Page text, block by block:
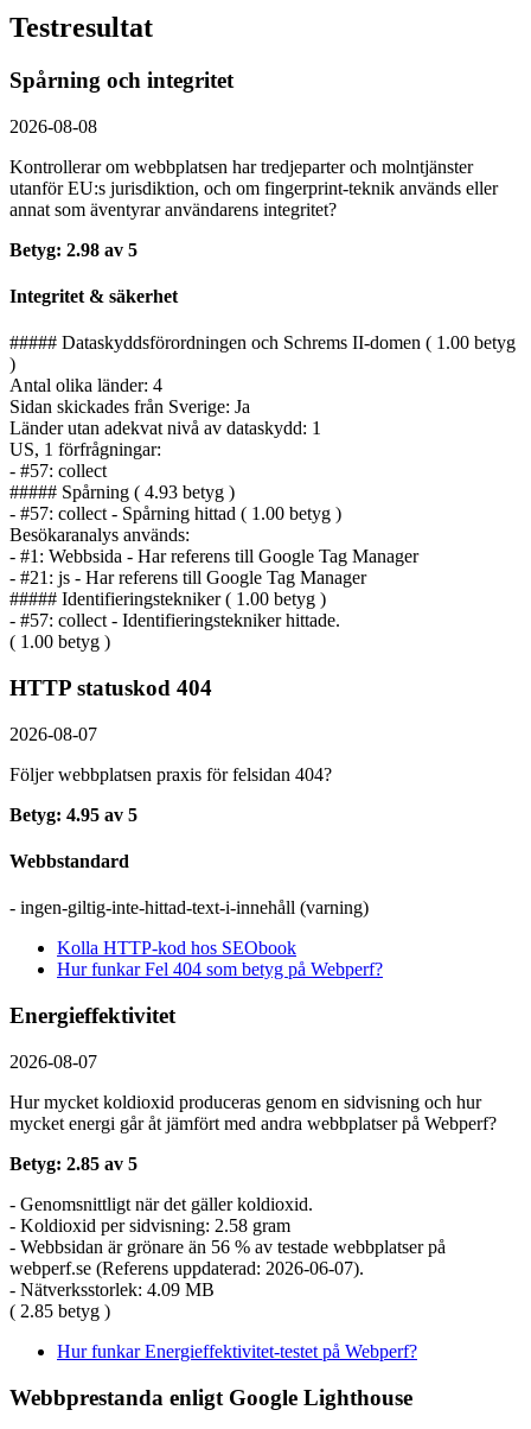
Testresultat
Spårning och integritet
2026-08-08
Kontrollerar om webbplatsen har tredjeparter och molntjänster
utanför EU:s jurisdiktion, och om fingerprint-teknik används eller
annat som äventyrar användarens integritet?
Betyg: 2.98 av 5
Integritet & säkerhet
##### Dataskyddsförordningen och Schrems II-domen ( 1.00 betyg
)
Antal olika länder: 4
Sidan skickades från Sverige: Ja
Länder utan adekvat nivå av dataskydd: 1
US, 1 förfrågningar:
- #57: collect
##### Spårning ( 4.93 betyg )
- #57: collect - Spårning hittad ( 1.00 betyg )
Besökaranalys används:
- #1: Webbsida - Har referens till Google Tag Manager
- #21: js - Har referens till Google Tag Manager
##### Identifierings­tekniker ( 1.00 betyg )
- #57: collect - Identifierings­tekniker hittade.
( 1.00 betyg )
HTTP statuskod 404
2026-08-07
Följer webbplatsen praxis för felsidan 404?
Betyg: 4.95 av 5
Webbstandard
- ingen-giltig-inte-hittad-text-i-innehåll (varning)
Kolla HTTP-kod hos SEObook
Hur funkar Fel 404 som betyg på Webperf?
Energieffektivitet
2026-08-07
Hur mycket koldioxid produceras genom en sidvisning och hur
mycket energi går åt jämfört med andra webbplatser på Webperf?
Betyg: 2.85 av 5
- Genomsnittligt när det gäller koldioxid.
- Koldioxid per sidvisning: 2.58 gram
- Webbsidan är grönare än 56 % av testade webbplatser på
webperf.se (Referens uppdaterad: 2026-06-07).
- Nätverksstorlek: 4.09 MB
( 2.85 betyg )
Hur funkar Energieffektivitet-testet på Webperf?
Webbprestanda enligt Google Lighthouse